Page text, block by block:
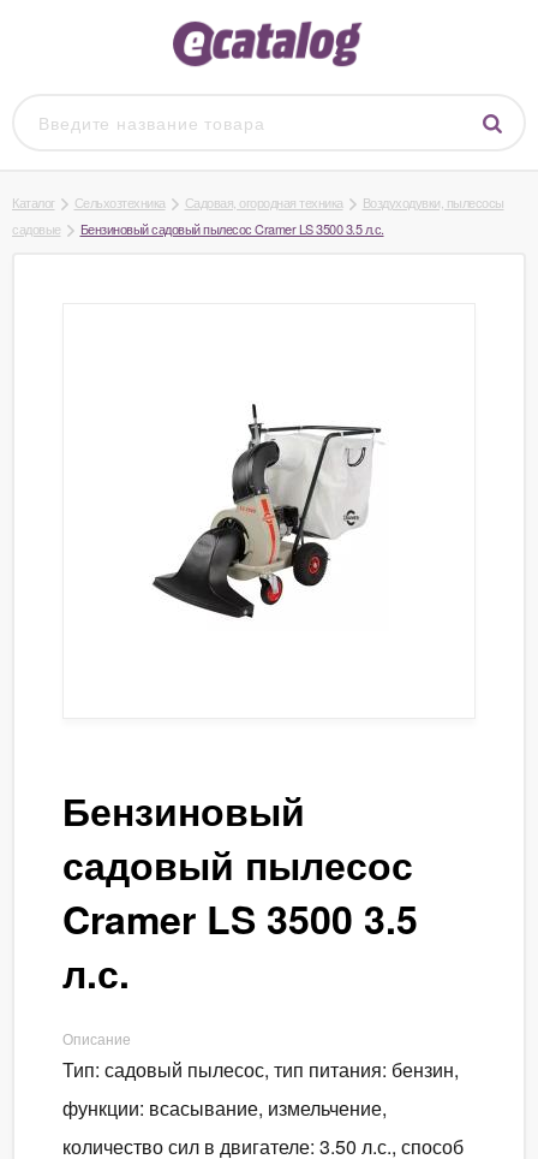
Каталог Сельхозтехника Садовая, огородная техника
Воздуходувки, пылесосы
садовые
Бензиновый садовый пылесос Cramer LS 3500 3.5 л.с.
Бензиновый
садовый пылесос
Cramer LS 3500 3.5
л.с.
Описание
Тип: садовый пылесос, тип питания: бензин,
функции: всасывание, измельчение,
количество сил в двигателе: 3.50 л.с., способ